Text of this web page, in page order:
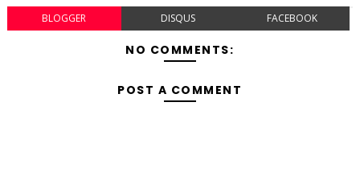
BLOGGER DISQUS FACEBOOK
NO COMMENTS:
POST A COMMENT